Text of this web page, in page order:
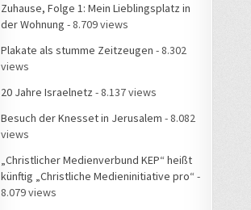
Zuhause, Folge 1: Mein Lieblingsplatz in
der Wohnung - 8.709 views
Plakate als stumme Zeitzeugen - 8.302
views
20 Jahre Israelnetz - 8.137 views
Besuch der Knesset in Jerusalem - 8.082
views
„Christlicher Medienverbund KEP“ heißt
künftig „Christliche Medieninitiative pro“ -
8.079 views